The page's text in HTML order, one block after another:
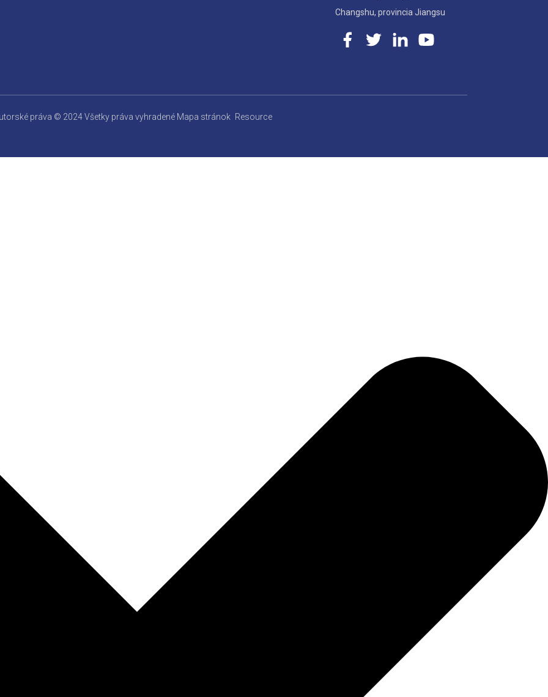
Changshu, provincia Jiangsu
práva © 2024 Všetky práva vyhradené Mapa stránok Resource